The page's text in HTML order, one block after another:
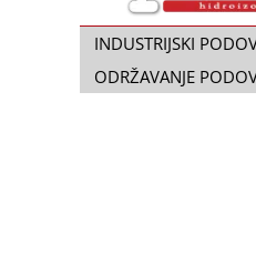
p
i
P
INDUSTRIJSKI
ODRŽAVANJE